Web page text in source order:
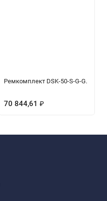
Ремкомплект DSK-50-S-G-G.
70 844,61 ₽